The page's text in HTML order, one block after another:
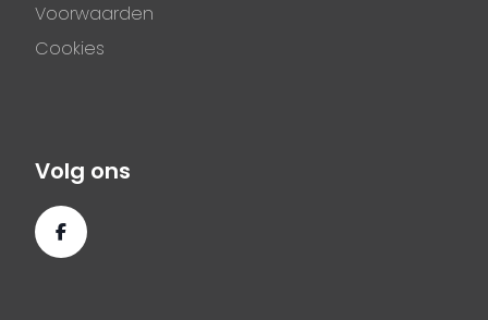
Voorwaarden
Cookies
Volg ons